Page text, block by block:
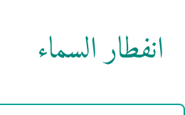
انفطار السماء